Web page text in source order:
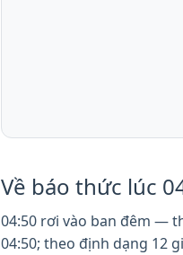
Về báo thức lúc
04:50 rơi vào ban đêm —
04:50; theo định dạng 12